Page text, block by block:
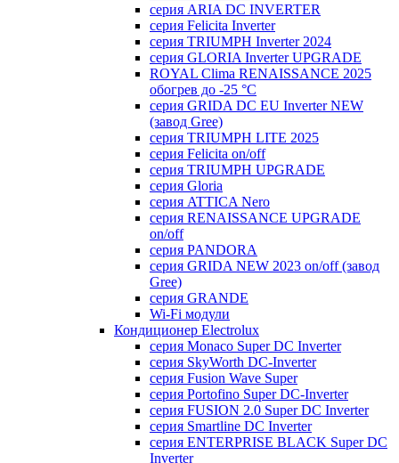
серия ARIA DC INVERTER
серия Felicita Inverter
серия TRIUMPH Inverter 2024
серия GLORIA Inverter UPGRADE
ROYAL Clima RENAISSANCE 2025
обогрев до -25 °С
серия GRIDA DC EU Inverter NEW
(завод Gree)
серия TRIUMPH LITE 2025
серия Felicita on/off
серия TRIUMPH UPGRADE
серия Gloria
серия ATTICA Nero
серия RENAISSANCE UPGRADE
on/off
серия PANDORA
серия GRIDA NEW 2023 on/off (завод
Gree)
серия GRANDE
Wi-Fi модули
Кондиционер Electrolux
серия Monaco Super DC Inverter
серия SkyWorth DC-Inverter
серия Fusion Wave Super
серия Portofino Super DC-Inverter
серия FUSION 2.0 Super DC Іnverter
серия Smartline DC Inverter
серия ENTERPRISE BLACK Super DC
Inverter